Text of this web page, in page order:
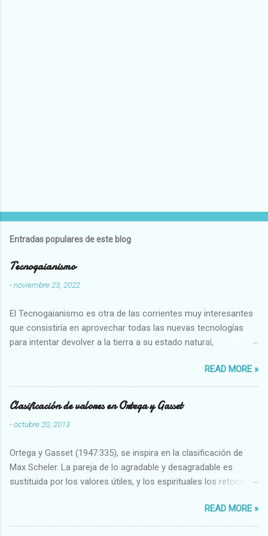
Entradas populares de este blog
Tecnogaianismo
-noviembre 23, 2022
El Tecnogaianismo es otra de las corrientes muy interesantes
que consistiría en aprovechar todas las nuevas tecnologías
para intentar devolver a la tierra a su estado natural,
READ MORE »
Clasificación de valores en Ortega y Gasset
-octubre 20, 2013
Ortega y Gasset (1947:335), se inspira en la clasificación de
Max Scheler. La pareja de lo agradable y desagradable es
sustituida por los valores útiles, y los espirituales los retoca.
Abundante-Escaso,etc 2 VITALES Sano-Enfermo Selecto-
Vulgar Enérgico-Inerte Fuerte-Débil,etc. 3 ESPIRITUALES a)
READ MORE »